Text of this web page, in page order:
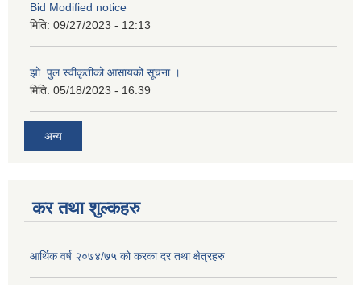
Bid Modified notice
मिति: 09/27/2023 - 12:13
झो. पुल स्वीकृतीको आसायको सूचना ।
मिति: 05/18/2023 - 16:39
अन्य
कर तथा शुल्कहरु
आर्थिक वर्ष २०७४/७५ को करका दर तथा क्षेत्रहरु